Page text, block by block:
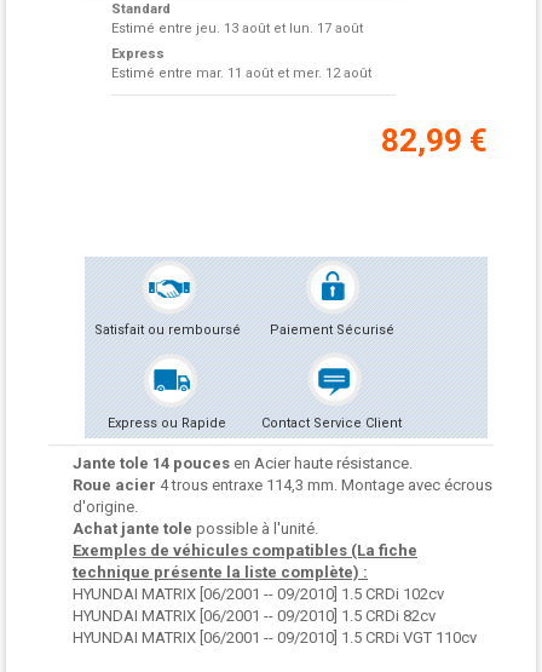
Standard
Estimé entre jeu. 13 août et lun. 17 août
Express
Estimé entre mar. 11 août et mer. 12 août
82,99 €
Satisfait ou remboursé Paiement Sécurisé
Express ou Rapide Contact Service Client
Jante tole 14 pouces en Acier haute résistance.
Roue acier 4 trous entraxe 114,3 mm. Montage avec écrous
d'origine.
Achat jante tole possible à l'unité.
Exemples de véhicules compatibles (La fiche
technique présente la liste complète) :
HYUNDAI MATRIX [06/2001 -- 09/2010] 1.5 CRDi 102cv
HYUNDAI MATRIX [06/2001 -- 09/2010] 1.5 CRDi 82cv
HYUNDAI MATRIX [06/2001 -- 09/2010] 1.5 CRDi VGT 110cv